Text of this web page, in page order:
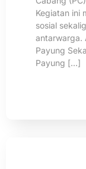
Kegiatan ini
sosial
antarwarga.
Payung
Payung […]